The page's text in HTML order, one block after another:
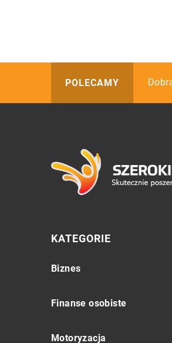
POLECAMY Jak
KATEGORIE
Biznes
Finanse osobiste
Motoryzacja